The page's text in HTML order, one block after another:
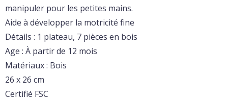
manipuler pour les petites mains.
Aide à développer la motricité fine
Détails : 1 plateau, 7 pièces en bois
Age : À partir de 12 mois
Matériaux : Bois
26 x 26 cm
Certifié FSC